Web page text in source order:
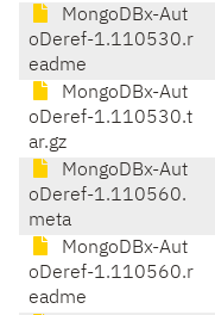
MongoDBx-Aut
oDeref-1.110530.r
eadme
MongoDBx-Aut
oDeref-1.110530.t
ar.gz
MongoDBx-Aut
oDeref-1.110560.
meta
MongoDBx-Aut
oDeref-1.110560.r
eadme